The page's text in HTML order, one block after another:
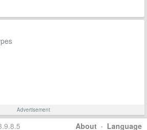
Advertisement
About · Language